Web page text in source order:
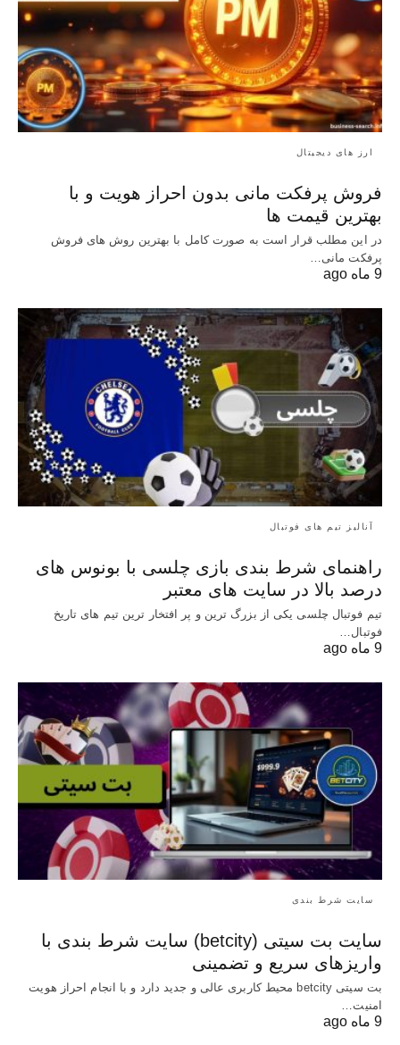
ارز های دیجیتال
فروش پرفکت مانی بدون احراز هویت و با
بهترین قیمت ها
در این مطلب قرار است به صورت کامل با بهترین روش‌ های فروش
پرفکت مانی…
9 ماه ago
آنالیز تیم های فوتبال
راهنمای شرط بندی بازی چلسی با بونوس های
درصد بالا در سایت های معتبر
تیم فوتبال چلسی یکی از بزرگ ترین و پر افتخار ترین تیم های تاریخ
فوتبال…
9 ماه ago
سایت شرط بندی
سایت بت سیتی (betcity) سایت شرط بندی با
واریزهای سریع و تضمینی
بت سیتی betcity محیط کاربری عالی و جدید دارد و با انجام احراز هویت
امنیت…
9 ماه ago